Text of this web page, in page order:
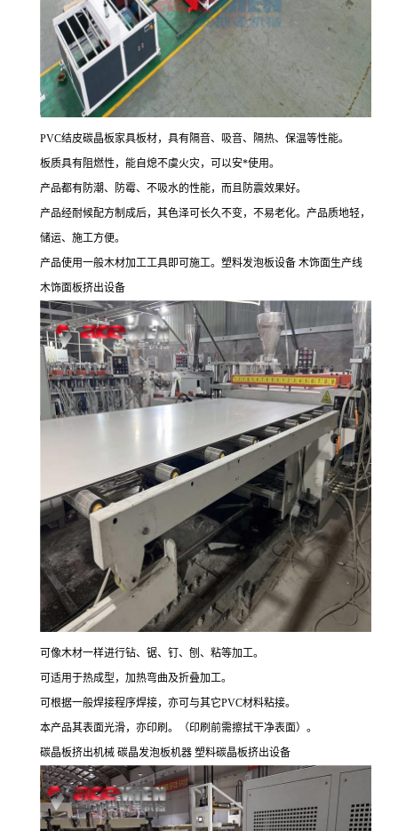
PVC结皮碳晶板家具板材，具有隔音、吸音、隔热、保温等性能。
板质具有阻燃性，能自熄不虞火灾，可以安*使用。
产品都有防潮、防霉、不吸水的性能，而且防震效果好。
产品经耐候配方制成后，其色泽可长久不变，不易老化。产品质地轻，
储运、施工方便。
产品使用一般木材加工工具即可施工。 塑料发泡板设备 木饰面生产线
木饰面板挤出设备
可像木材一样进行钻、锯、钉、刨、粘等加工。
可适用于热成型，加热弯曲及折叠加工。
可根据一般焊接程序焊接，亦可与其它PVC材料粘接。
本产品其表面光滑，亦印刷。（印刷前需擦拭干净表面）。
碳晶板挤出机械 碳晶发泡板机器 塑料碳晶板挤出设备